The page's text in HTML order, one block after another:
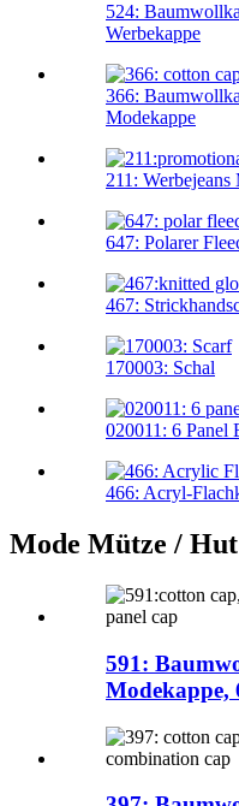
524:
Werbekappe
366:
Modekappe
211: Werbejeans
647: Polarer
467:
170003: Schal
020011: 6 Panel
466: Acryl-
Mode Mütze / Hut
591:
Modekappe,